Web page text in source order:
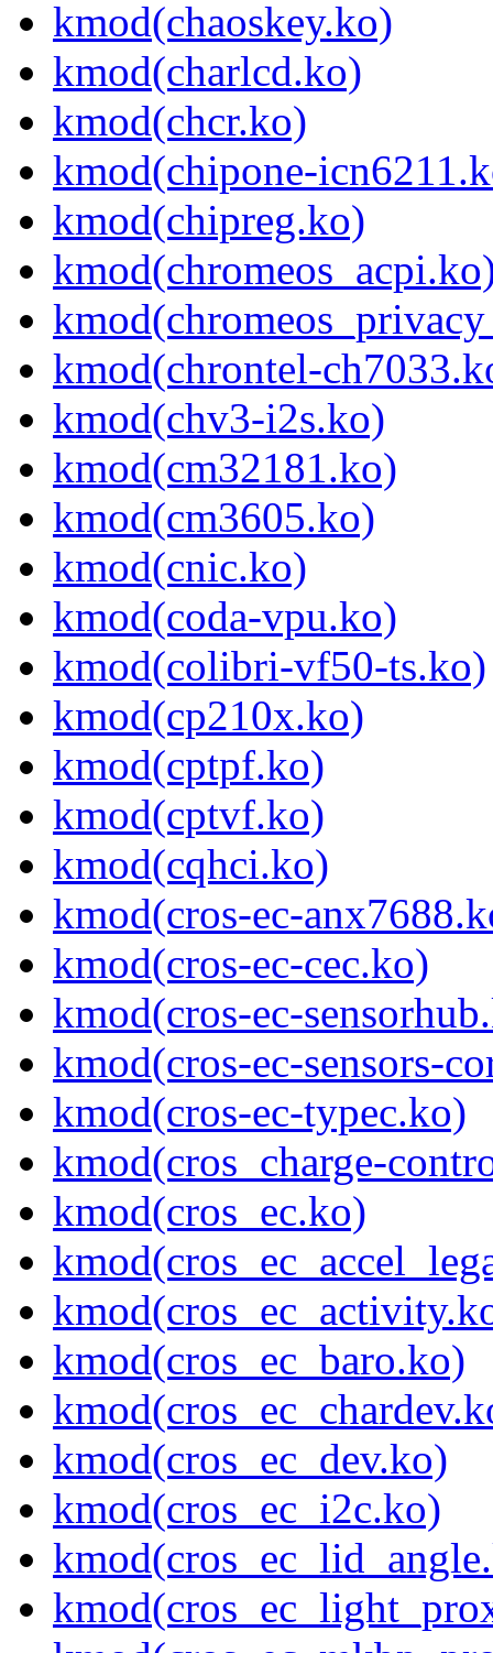
kmod(chaoskey.ko)
kmod(charlcd.ko)
kmod(chcr.ko)
kmod(chipone-
kmod(chipreg.ko)
kmod(chrontel-
kmod(chv3-i2s.ko)
kmod(cm32181.ko)
kmod(cm3605.ko)
kmod(cnic.ko)
kmod(coda-vpu.ko)
kmod(colibri-vf50-ts.ko)
kmod(cp210x.ko)
kmod(cptpf.ko)
kmod(cptvf.ko)
kmod(cqhci.ko)
kmod(cros-ec-
kmod(cros-ec-cec.ko)
kmod(cros-ec-
kmod(cros-ec-sensors-
kmod(cros-ec-typec.ko)
kmod(cros_charge-
kmod(cros_ec.ko)
kmod(cros_ec_baro.ko)
kmod(cros_ec_dev.ko)
kmod(cros_ec_i2c.ko)